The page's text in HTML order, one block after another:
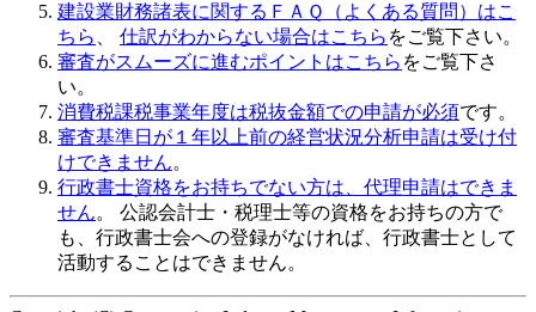
建設業財務諸表に関するＦＡＱ（よくある質問）はこ
ちら
仕訳がわからない場合はこちら をご覧下さい。
審査がスムーズに進むポイントはこちら をご覧下さ
い。
消費税課税事業年度は税抜金額での申請が必須です。
審査基準日が１年以上前の経営状況分析申請は受け付
けできません。
行政書士資格をお持ちでない方は、代理申請はできま
せん。 公認会計士・税理士等の資格をお持ちの方で
も、行政書士会への登録がなければ、行政書士として
活動することはできません。